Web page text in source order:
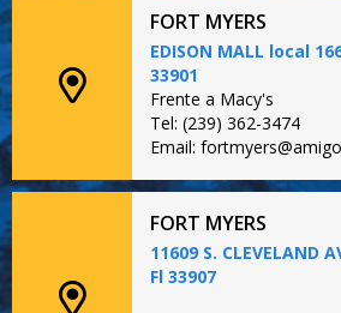
FORT MYERS
EDISON MALL local
33901
Frente a Macy's
Tel: (239) 362-3474
Email:
FORT MYERS
11609 S. CLEVELAND
Fl 33907